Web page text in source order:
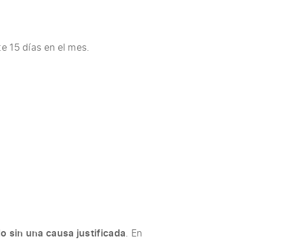
15 días en el mes.
sin una causa justificada. En